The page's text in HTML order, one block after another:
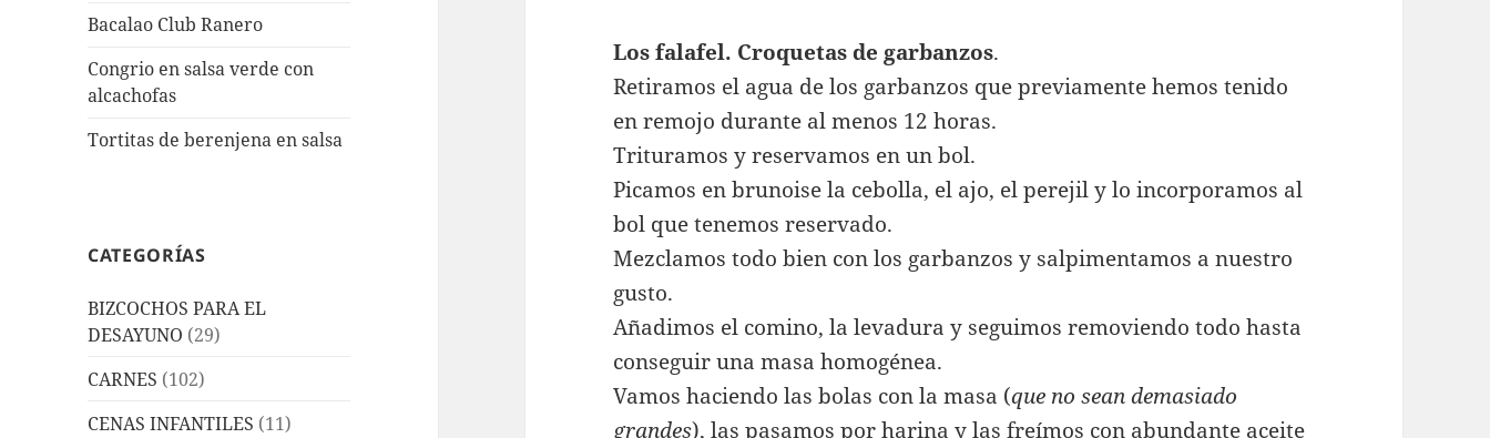
Bacalao Club Ranero
Congrio en salsa verde con
alcachofas
Tortitas de berenjena en salsa
CATEGORÍAS
BIZCOCHOS PARA EL
DESAYUNO (29)
CARNES (102)
CENAS INFANTILES (11)
Los falafel. Croquetas de garbanzos.
Retiramos el agua de los garbanzos que previamente hemos tenido
en remojo durante al menos 12 horas.
Trituramos y reservamos en un bol.
Picamos en brunoise la cebolla, el ajo, el perejil y lo incorporamos al
bol que tenemos reservado.
Mezclamos todo bien con los garbanzos y salpimentamos a nuestro
gusto.
Añadimos el comino, la levadura y seguimos removiendo todo hasta
conseguir una masa homogénea.
Vamos haciendo las bolas con la masa (que no sean demasiado
grandes), las pasamos por harina y las freímos con abundante aceite